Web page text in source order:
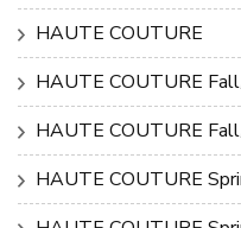
HAUTE COUTURE
HAUTE COUTURE
HAUTE COUTURE
HAUTE COUTURE